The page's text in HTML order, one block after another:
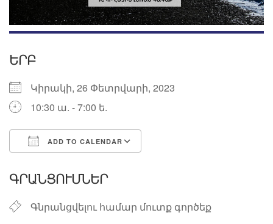
ԵՐԲ
Կիրակի, 26 Փետրվարի, 2023
10:30 ա. - 7:00 ե.
ADD TO CALENDAR
ԳՐԱՆՑՈՒՄՆԵՐ
Գնրանցվելու համար մուտք գործեք